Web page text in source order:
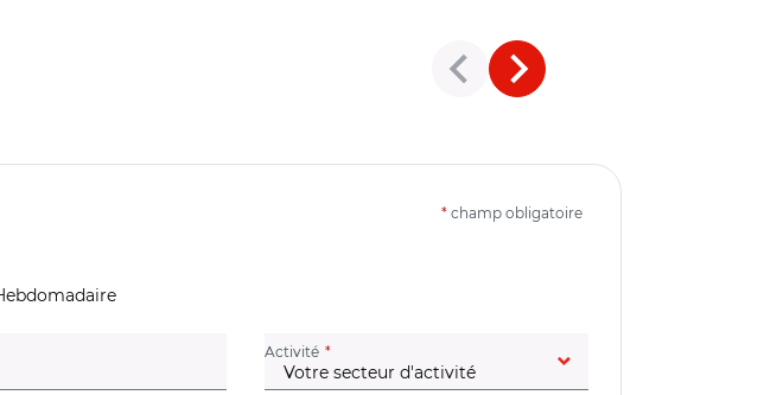
* champ obligatoire
obligatoire) Activité (champ obligatoire)